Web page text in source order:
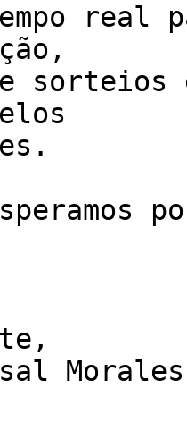
real
sorteios
Morales